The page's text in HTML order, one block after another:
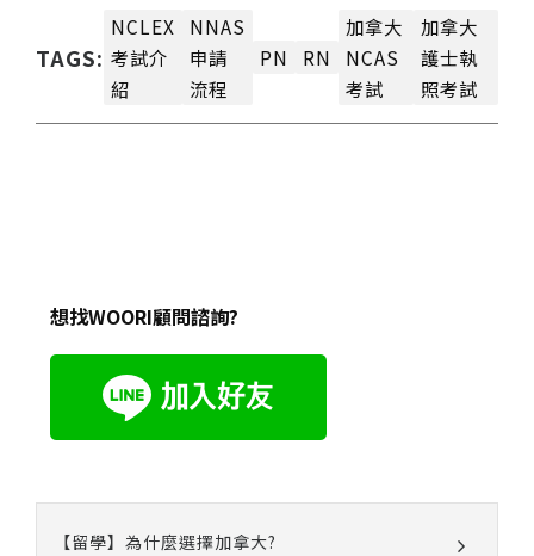
TAGS:
NCLEX
考試介
紹
NNAS
申請
流程
PN RN
加拿大
NCAS
考試
加拿大
護士執
照考試
想找WOORI顧問諮詢?
【留學】為什麼選擇加拿大?